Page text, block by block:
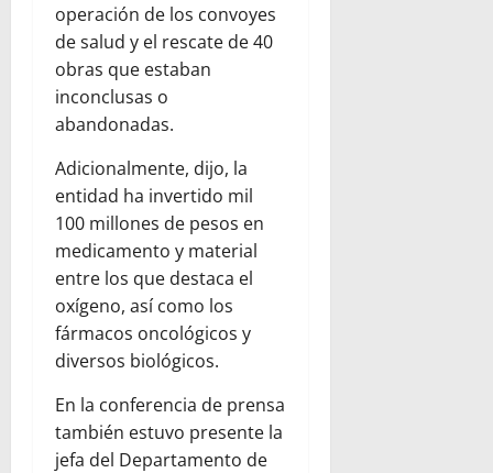
operación de los convoyes
de salud y el rescate de 40
obras que estaban
inconclusas o
abandonadas.
Adicionalmente, dijo, la
entidad ha invertido mil
100 millones de pesos en
medicamento y material
entre los que destaca el
oxígeno, así como los
fármacos oncológicos y
diversos biológicos.
En la conferencia de prensa
también estuvo presente la
jefa del Departamento de